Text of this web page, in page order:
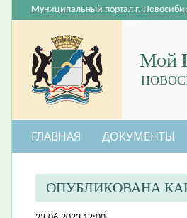
Мой
Муниципальный портал г.
ГЛАВНАЯ ДОКУМЕНТЫ
ОПУБЛИКОВАНА